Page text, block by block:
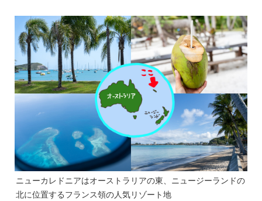
ニューカレドニアはオーストラリアの東、ニュージーランドの
北に位置するフランス領の人気リゾート地